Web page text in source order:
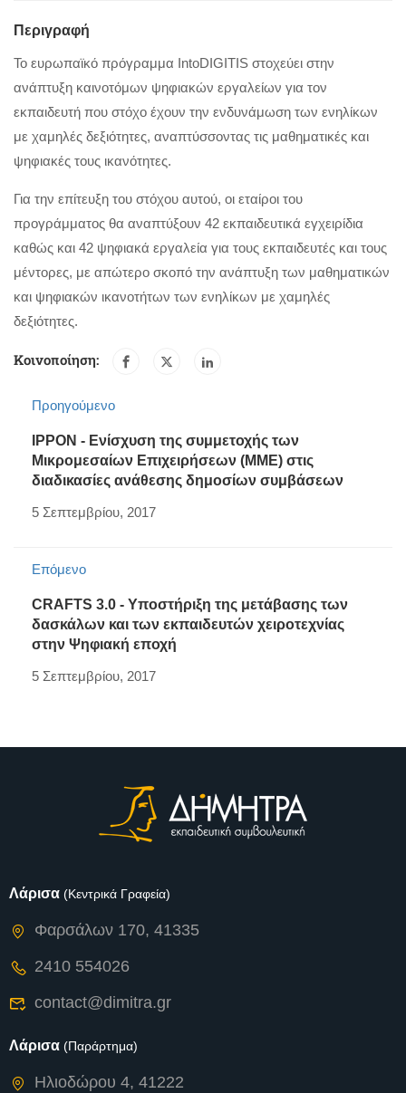
Περιγραφή
Το ευρωπαϊκό πρόγραμμα IntoDIGITIS στοχεύει στην
ανάπτυξη καινοτόμων ψηφιακών εργαλείων για τον
εκπαιδευτή που στόχο έχουν την ενδυνάμωση των ενηλίκων
με χαμηλές δεξιότητες, αναπτύσσοντας τις μαθηματικές και
ψηφιακές τους ικανότητες.
Για την επίτευξη του στόχου αυτού, οι εταίροι του
προγράμματος θα αναπτύξουν 42 εκπαιδευτικά εγχειρίδια
καθώς και 42 ψηφιακά εργαλεία για τους εκπαιδευτές και τους
μέντορες, με απώτερο σκοπό την ανάπτυξη των μαθηματικών
και ψηφιακών ικανοτήτων των ενηλίκων με χαμηλές
δεξιότητες.
Κοινοποίηση:
Προηγούμενο
IPPON - Ενίσχυση της συμμετοχής των
Μικρομεσαίων Επιχειρήσεων (ΜΜΕ) στις
διαδικασίες ανάθεσης δημοσίων συμβάσεων
5 Σεπτεμβρίου, 2017
Επόμενο
CRAFTS 3.0 - Υποστήριξη της μετάβασης των
δασκάλων και των εκπαιδευτών χειροτεχνίας
στην Ψηφιακή εποχή
5 Σεπτεμβρίου, 2017
Λάρισα (Κεντρικά Γραφεία)
Φαρσάλων 170, 41335
2410 554026
contact@dimitra.gr
Λάρισα (Παράρτημα)
Ηλιοδώρου 4, 41222